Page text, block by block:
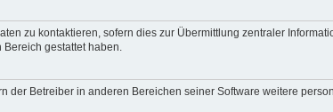
zu kontaktieren, sofern dies zur Übermittlung zentraler
gestattet haben.
Betreiber in anderen Bereichen seiner Software weitere